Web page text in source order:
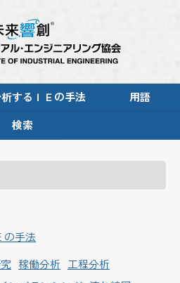
するＩＥの手法 用語
検索
の手法
稼働分析
工程分析